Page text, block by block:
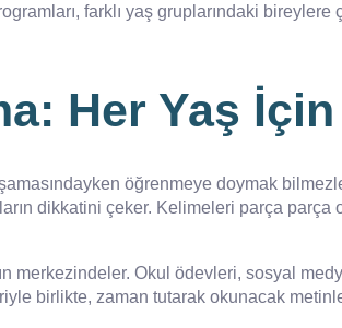
farklı yaş gruplarındaki
Her Yaş
öğrenmeye doymak
dikkatini çeker. Kelimeleri parça parça
merkezindeler. Okul ödevleri, sosyal
birlikte, zaman tutarak okunacak